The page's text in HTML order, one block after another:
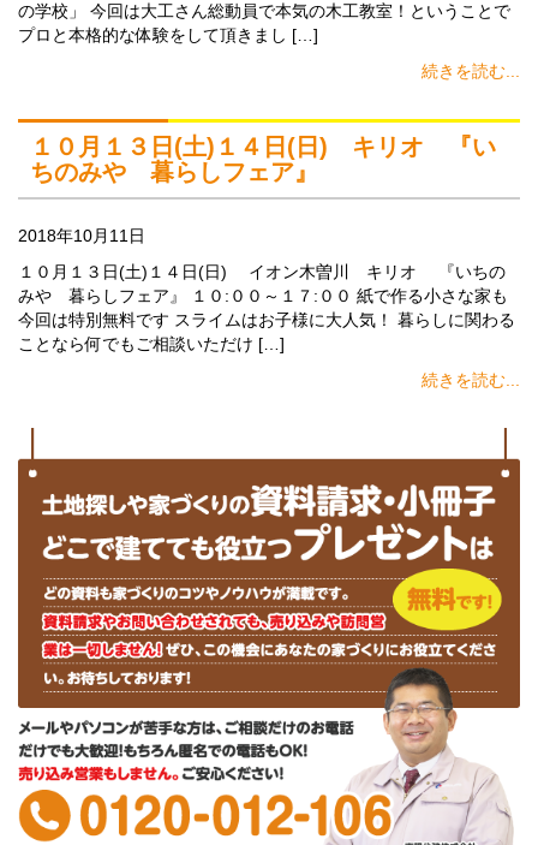
の学校」 今回は大工さん総動員で本気の木工教室！ということで
プロと本格的な体験をして頂きまし […]
続きを読む...
１０月１３日(土)１４日(日) キリオ 『い
ちのみや 暮らしフェア』
2018年10月11日
１０月１３日(土)１４日(日) イオン木曽川 キリオ 『いちの
みや 暮らしフェア』 １０:００～１７:００ 紙で作る小さな家も
今回は特別無料です スライムはお子様に大人気！ 暮らしに関わる
ことなら何でもご相談いただけ […]
続きを読む...